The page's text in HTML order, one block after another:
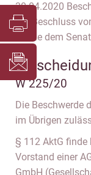
30.04.2020
mit Beschluss
Sache dem
W 225/20
Die Beschwerde
im Übrigen
§ 112 AktG finde
Vorstand einer
GmbH